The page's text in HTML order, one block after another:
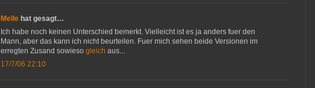
Melle hat gesagt…
Ich habe noch keinen Unterschied bemerkt. Vielleicht ist es ja anders fuer den
Mann, aber das kann ich nicht beurteilen. Fuer mich sehen beide Versionen im
erregten Zusand sowieso gleich aus...
17/7/06 22:10